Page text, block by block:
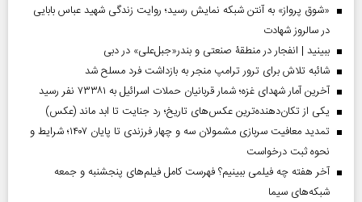
«شوق پرواز» به آنتن شبکه نمایش رسید؛ روایت زندگی شهید عباس بابایی
در سالروز شهادت
ببینید | انفجار در منطقۀ صنعتی و بندر«جبل‌علی» در دبی
شائبه تلاش برای ترور ترامپ منجر به بازداشت فرد مسلح شد
آخرین آمار شهدای غزه؛ شمار قربانیان حملات اسرائیل به ۷۳۳۸۱ نفر رسید
یکی از تکان‌دهنده‌ترین عکس‌های تاریخ؛ رد جنایت تا ابد ماند (عکس)
تمدید معافیت سربازی مشمولان سه و چهار فرزندی تا پایان ۱۴۰۷؛ شرایط و
نحوه ثبت درخواست
آخر هفته چه فیلمی ببینیم؟ فهرست کامل فیلم‌های پنجشنبه و جمعه
شبکه‌های سیما